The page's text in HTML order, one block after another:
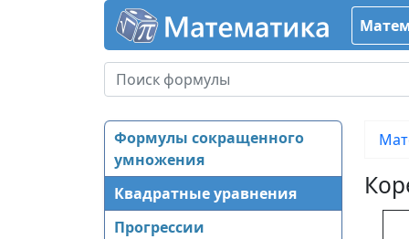
Формулы сокращенного
умножения
Квадратные уравнения
Прогрессии